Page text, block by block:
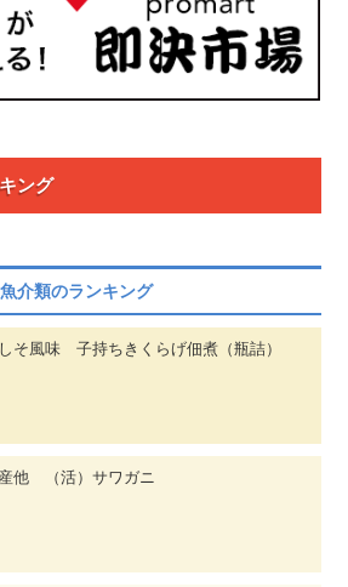
ング
魚介類のランキング
そ風味 子持ちきくらげ佃煮（瓶詰）
他 （活）サワガニ